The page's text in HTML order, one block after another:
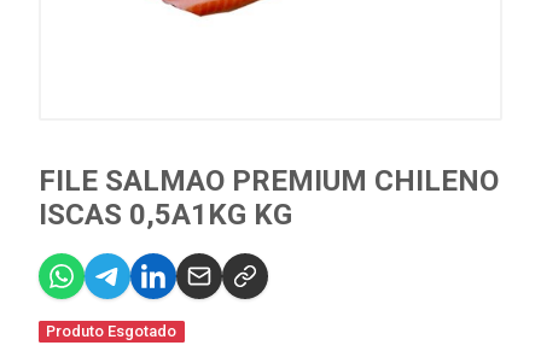
FILE SALMAO PREMIUM CHILENO
ISCAS 0,5A1KG KG
Produto Esgotado